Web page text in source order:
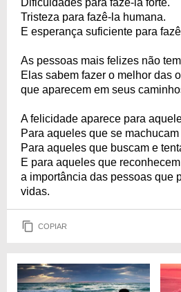
Dificuldades para fazê-la forte.
Tristeza para fazê-la humana.
E esperança suficiente para
As pessoas mais felizes não
Elas sabem fazer o melhor das
que aparecem em seus
A felicidade aparece para
Para aqueles que se machucam
Para aqueles que buscam e
E para aqueles que reconhecem
a importância das pessoas que
vidas.
COPIAR